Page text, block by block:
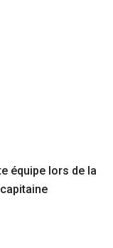
équipe lors de la